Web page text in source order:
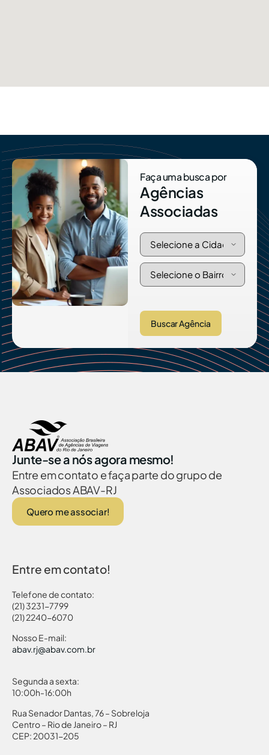
Faça uma busca por
Agências
Associadas
Buscar Agência
Junte-se a nós agora mesmo!
Entre em contato e faça parte do grupo de
Associados ABAV-RJ
Quero me associar!
Entre em contato!
Telefone de contato:
(21) 3231-7799
(21) 2240-6070
Nosso E-mail:
abav.rj@abav.com.br
Segunda a sexta:
10:00h-16:00h
Rua Senador Dantas, 76 – Sobreloja
Centro – Rio de Janeiro – RJ
CEP: 20031-205